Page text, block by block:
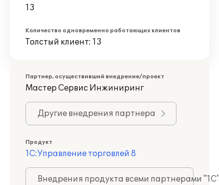
13
Количество одновременно работающих клиентов
Толстый клиент: 13
Партнер, осуществивший внедрение/проект
Мастер Сервис Инжиниринг
Другие внедрения партнера
Продукт
1С:Управление торговлей 8
Внедрения продукта всеми партнерами